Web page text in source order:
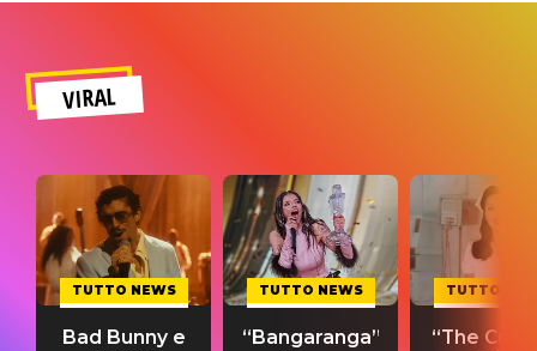
VIRAL
TUTTO NEWS
Bad Bunny e
TUTTO NEWS
“Bangaranga”
TUTTO
“The